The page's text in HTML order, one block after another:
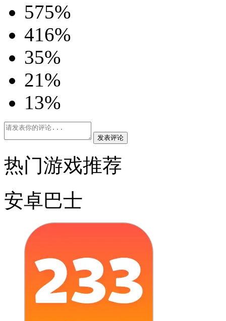
575%
416%
35%
21%
1 3%
发表评论
热门游戏推荐
安卓巴士